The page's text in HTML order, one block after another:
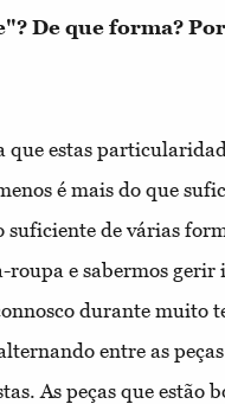
De que forma?
que estas
é mais do que
suficiente de várias
roupa e sabermos gerir
durante muito
entre as
As peças que estão